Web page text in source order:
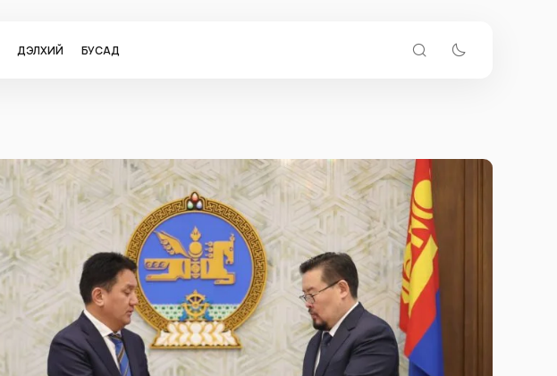
ДЭЛХИЙ БУСАД